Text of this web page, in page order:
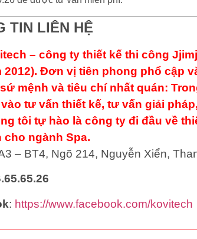
TIN LIÊN HỆ
– công ty thiết kế thi công
2012). Đơn vị tiên phong phổ cập
mệnh và tiêu chí nhất quán:
tư vấn thiết kế, tư vấn giải
tôi tự hào là công ty đi đầu về
cho ngành Spa.
– BT4, Ngõ 214, Nguyễn Xiển,
: https://www.facebook.com/kovitech